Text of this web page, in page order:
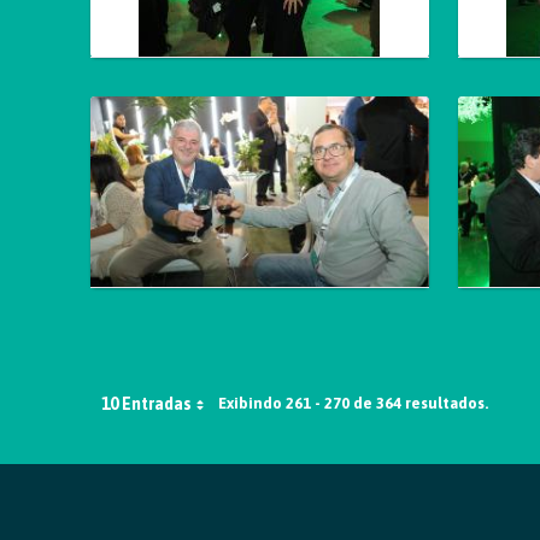
10 Entradas Exibindo 261 - 270 de 364 resultados.